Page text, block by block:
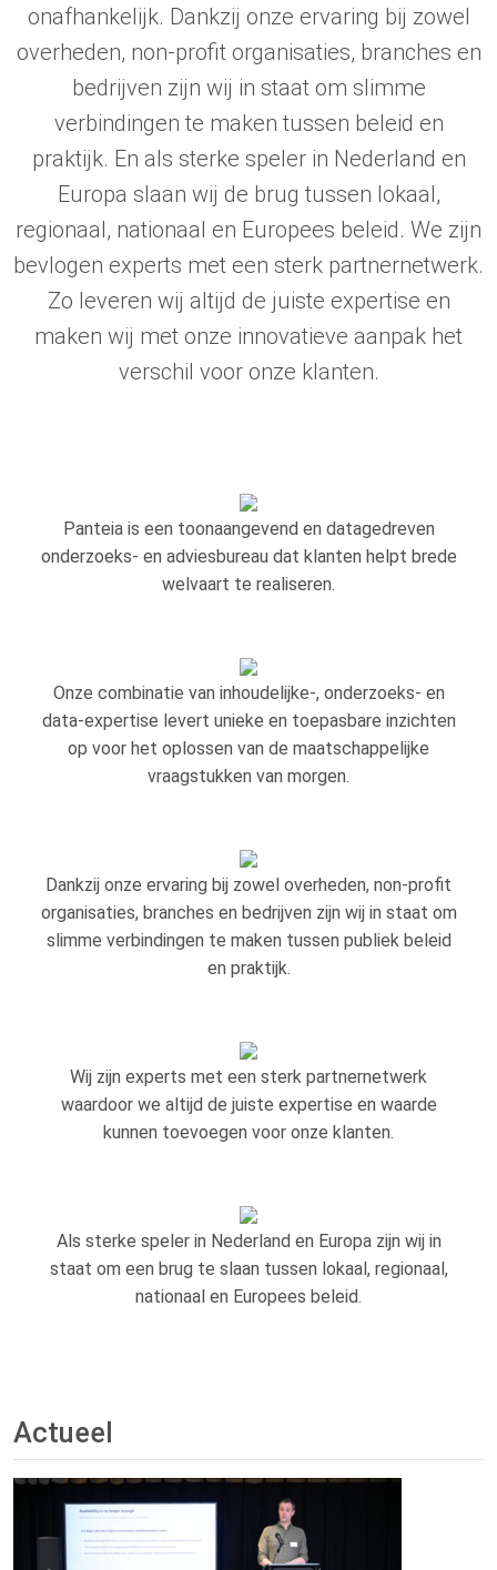
onafhankelijk. Dankzij onze ervaring bij zowel
overheden, non-profit organisaties, branches en
bedrijven zijn wij in staat om slimme
verbindingen te maken tussen beleid en
praktijk. En als sterke speler in Nederland en
Europa slaan wij de brug tussen lokaal,
regionaal, nationaal en Europees beleid. We zijn
bevlogen experts met een sterk partnernetwerk.
Zo leveren wij altijd de juiste expertise en
maken wij met onze innovatieve aanpak het
verschil voor onze klanten.
Panteia is een toonaangevend en datagedreven
onderzoeks- en adviesbureau dat klanten helpt brede
welvaart te realiseren.
Onze combinatie van inhoudelijke-, onderzoeks- en
data-expertise levert unieke en toepasbare inzichten
op voor het oplossen van de maatschappelijke
vraagstukken van morgen.
Dankzij onze ervaring bij zowel overheden, non-profit
organisaties, branches en bedrijven zijn wij in staat om
slimme verbindingen te maken tussen publiek beleid
en praktijk.
Wij zijn experts met een sterk partnernetwerk
waardoor we altijd de juiste expertise en waarde
kunnen toevoegen voor onze klanten.
Als sterke speler in Nederland en Europa zijn wij in
staat om een brug te slaan tussen lokaal, regionaal,
nationaal en Europees beleid.
Actueel